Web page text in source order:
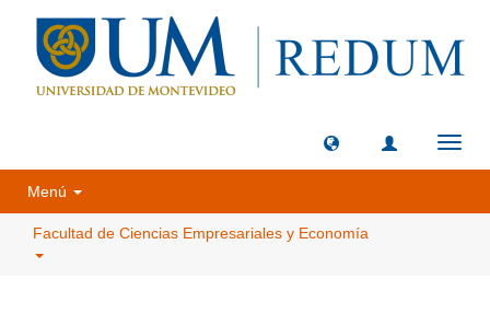
Menú
Facultad de Ciencias Empresariales y Economía